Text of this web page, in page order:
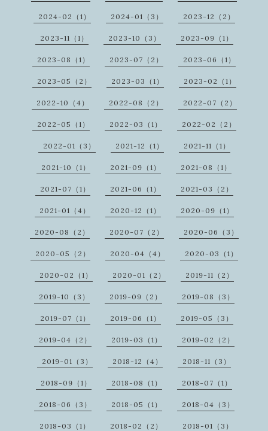
2024-02（1） 2024-01（3） 2023-12（2）
2023-11（1） 2023-10（3） 2023-09（1）
2023-08（1） 2023-07（2） 2023-06（1）
2023-05（2） 2023-03（1） 2023-02（1）
2022-10（4） 2022-08（2） 2022-07（2）
2022-05（1） 2022-03（1） 2022-02（2）
2022-01（3） 2021-12（1） 2021-11（1）
2021-10（1） 2021-09（1） 2021-08（1）
2021-07（1） 2021-06（1） 2021-03（2）
2021-01（4） 2020-12（1） 2020-09（1）
2020-08（2） 2020-07（2） 2020-06（3）
2020-05（2） 2020-04（4） 2020-03（1）
2020-02（1） 2020-01（2） 2019-11（2）
2019-10（3） 2019-09（2） 2019-08（3）
2019-07（1） 2019-06（1） 2019-05（3）
2019-04（2） 2019-03（1） 2019-02（2）
2019-01（3） 2018-12（4） 2018-11（3）
2018-09（1） 2018-08（1） 2018-07（1）
2018-06（3） 2018-05（1） 2018-04（3）
2018-03（1） 2018-02（2） 2018-01（3）